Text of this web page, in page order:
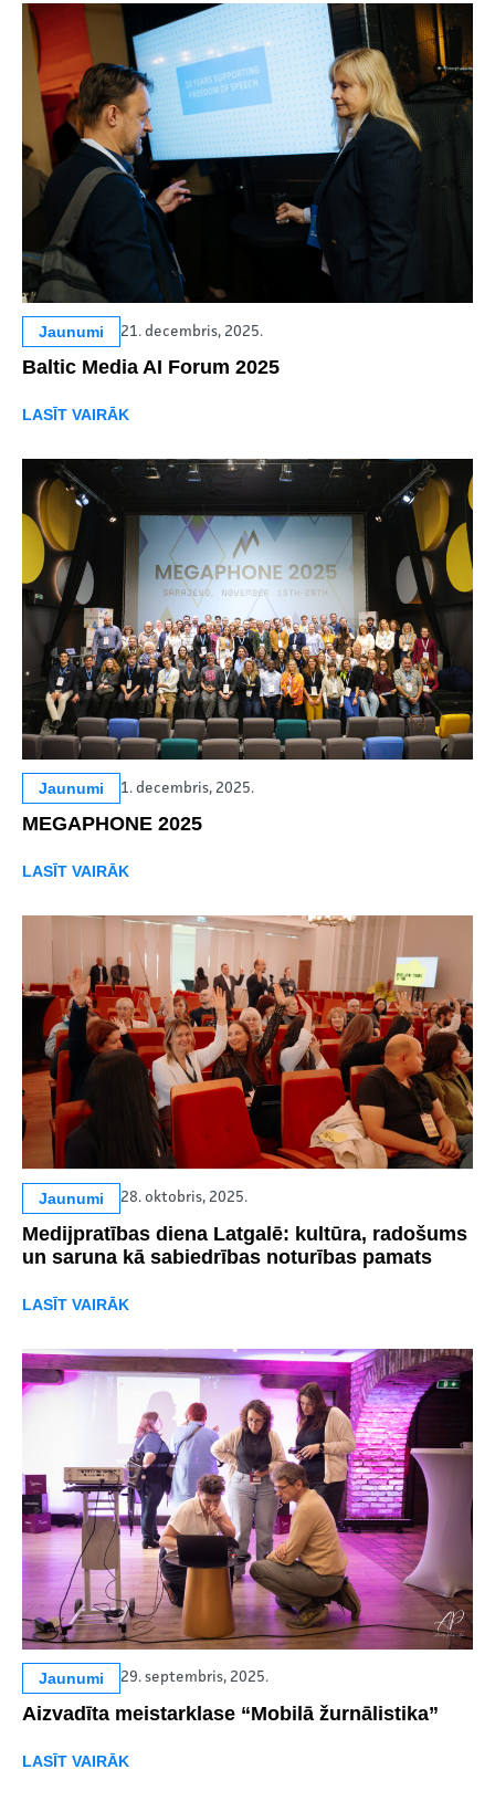
Jaunumi 21. decembris, 2025.
Baltic Media AI Forum 2025
LASĪT VAIRĀK
Jaunumi 1. decembris, 2025.
MEGAPHONE 2025
LASĪT VAIRĀK
Jaunumi 28. oktobris, 2025.
Medijpratības diena Latgalē: kultūra, radošums
un saruna kā sabiedrības noturības pamats
LASĪT VAIRĀK
Jaunumi 29. septembris, 2025.
Aizvadīta meistarklase “Mobilā žurnālistika”
LASĪT VAIRĀK